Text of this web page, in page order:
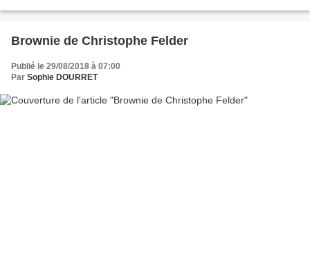
Brownie de Christophe Felder
Publié le 29/08/2018 à 07:00
Par Sophie DOURRET